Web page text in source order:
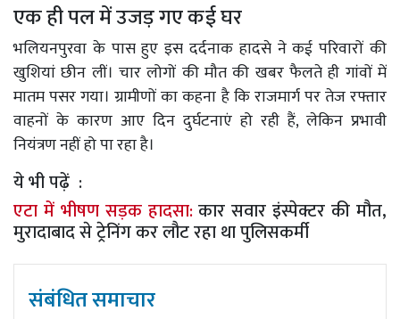
एक ही पल में उजड़ गए कई घर
भलियनपुरवा के पास हुए इस दर्दनाक हादसे ने कई परिवारों की
खुशियां छीन लीं। चार लोगों की मौत की खबर फैलते ही गांवों में
मातम पसर गया। ग्रामीणों का कहना है कि राजमार्ग पर तेज रफ्तार
वाहनों के कारण आए दिन दुर्घटनाएं हो रही हैं, लेकिन प्रभावी
नियंत्रण नहीं हो पा रहा है।
ये भी पढ़ें :
एटा में भीषण सड़क हादसा:कार सवार इंस्पेक्टर की मौत,
मुरादाबाद से ट्रेनिंग कर लौट रहा था पुलिसकर्मी
संबंधित समाचार